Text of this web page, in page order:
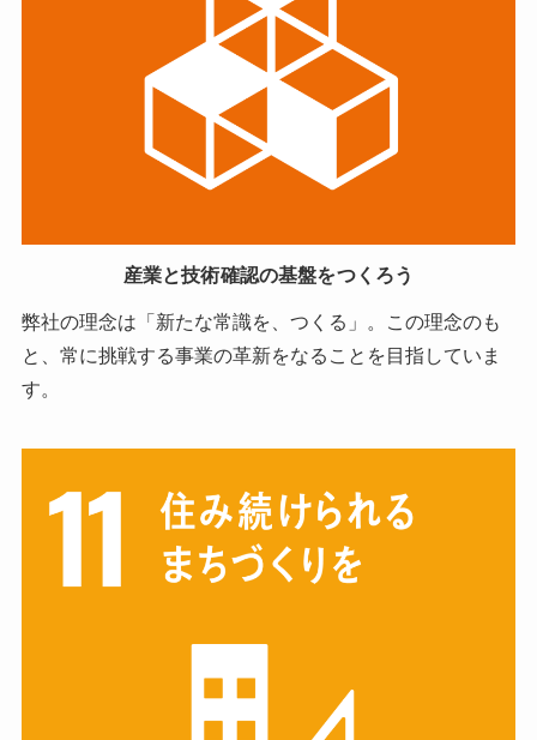
産業と技術確認の基盤をつくろう
弊社の理念は「新たな常識を、つくる」。この理念のも
と、常に挑戦する事業の革新をなることを目指していま
す。